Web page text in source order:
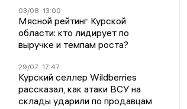
03/08 13:00
Мясной рейтинг Курской
области: кто лидирует по
выручке и темпам роста?
29/07 17:47
Курский селлер Wildberries
рассказал, как атаки ВСУ на
склады ударили по продавцам